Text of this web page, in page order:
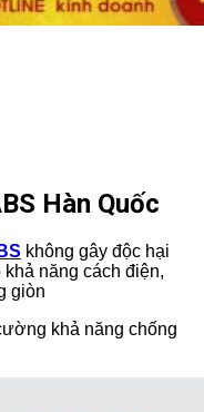
Hàn Quốc
không gây độc hại
năng cách điện,
giòn
khả năng chống